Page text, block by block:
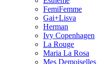
FemiFemme
Gai+Lisva
Herman
Ivy Copenhagen
La Rouge
Maria La Rosa
Mes Demoiselles